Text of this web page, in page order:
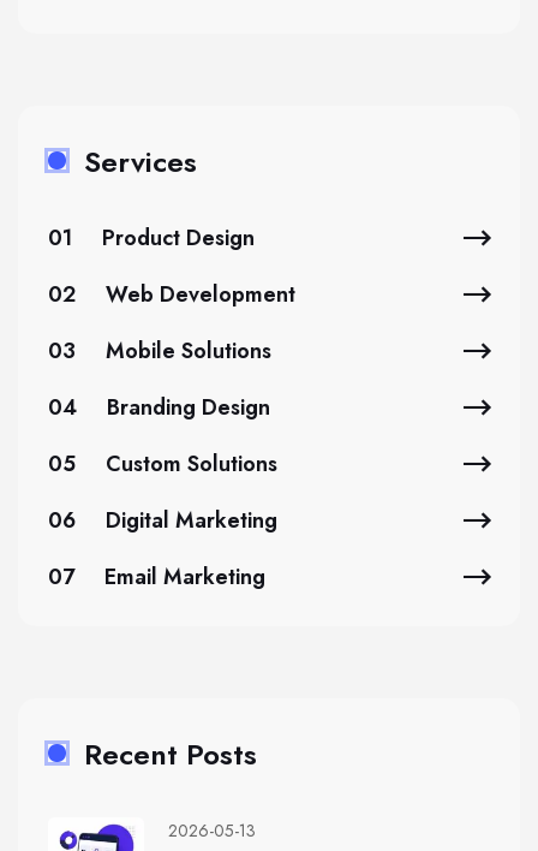
Services
01
Product Design
02
Web Development
03
Mobile Solutions
04
Branding Design
05
Custom Solutions
06
Digital Marketing
07
Email Marketing
Recent Posts
2026-05-13